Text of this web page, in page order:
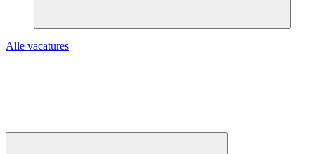
Alle vacatures